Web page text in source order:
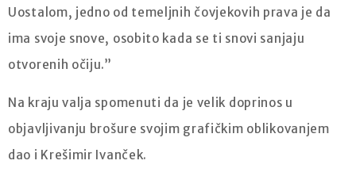
Uostalom, jedno od temeljnih čovjekovih prava je da
ima svoje snove, osobito kada se ti snovi sanjaju
otvorenih očiju.”
Na kraju valja spomenuti da je velik doprinos u
objavljivanju brošure svojim grafičkim oblikovanjem
dao i Krešimir Ivanček.